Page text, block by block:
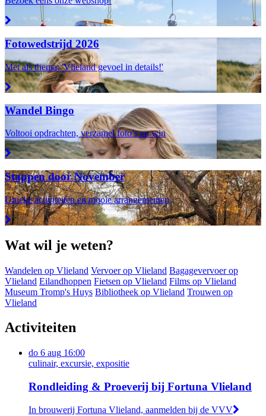
Fotowedstrijd 2026
Met als thema: 'Vlieland gevoel in details!'
Wandel Bingo
Voltooi opdrachten, verzamel foto’s en win
Stappen door November
Unieke activiteiten en mooie arrangementen
Wat wil je weten?
Wandelen op Vlieland Vervoer op Vlieland Bagagevervoer op
Vlieland Eilandhoppen Fietsen op Vlieland Films op Vlieland
Museum Tromp's Huys Bibliotheek op Vlieland Trouwen op
Vlieland
Activiteiten
do 6 aug 16:00
culinair, excursie, expositie
Rondleiding & Proeverij bij Fortuna Vlieland
In brouwerij Fortuna Vlieland, aanmelden bij de VVV